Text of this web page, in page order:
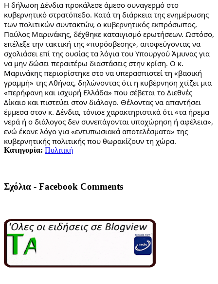
Η δήλωση Δένδια προκάλεσε άμεσο συναγερμό στο
κυβερνητικό στρατόπεδο. Κατά τη διάρκεια της ενημέρωσης
των πολιτικών συντακτών, ο κυβερνητικός εκπρόσωπος,
Παύλος Μαρινάκης, δέχθηκε καταιγισμό ερωτήσεων. Ωστόσο,
επέλεξε την τακτική της «πυρόσβεσης», αποφεύγοντας να
σχολιάσει επί της ουσίας τα λόγια του Υπουργού Άμυνας για
να μην δώσει περαιτέρω διαστάσεις στην κρίση. Ο κ.
Μαρινάκης περιορίστηκε στο να υπερασπιστεί τη «βασική
γραμμή» της Αθήνας, δηλώνοντας ότι η κυβέρνηση χτίζει μια
«περήφανη και ισχυρή Ελλάδα» που σέβεται το Διεθνές
Δίκαιο και πιστεύει στον διάλογο. Θέλοντας να απαντήσει
έμμεσα στον κ. Δένδια, τόνισε χαρακτηριστικά ότι «τα ήρεμα
νερά ή ο διάλογος δεν συνεπάγονται υποχώρηση ή αφέλεια»,
ενώ έκανε λόγο για «εντυπωσιακά αποτελέσματα» της
κυβερνητικής πολιτικής που θωρακίζουν τη χώρα.
Κατηγορία: Πολιτική
Σχόλια - Facebook Comments